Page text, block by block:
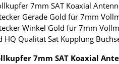
7mm SAT Koaxial
Gerade Gold für 7mm
Winkel Gold für 7mm
HQ Qualität Sat Kupplung
7mm SAT Koaxial